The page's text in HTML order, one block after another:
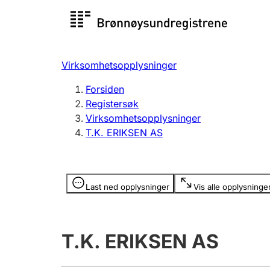
Registersøk
Registrere, endre, slette
Virksomhetsopplysninger
Forsiden
Registersøk
Virksomhetsopplysninger
T.K. ERIKSEN AS
Last ned opplysninger Vis alle
Opplysninger er skjult
T.K. ERIKSEN AS